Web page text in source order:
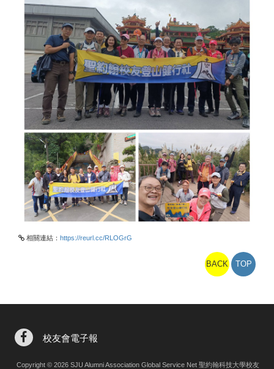
相關連結： https://reurl.cc/RLOGrG
BACK TOP
校友會電子報
Copyright © 2026 SJU Alumni Association Global Service Net 聖約翰科技大學校友